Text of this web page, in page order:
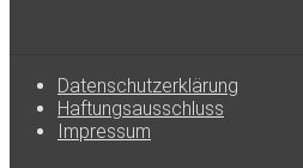
Datenschutzerklärung
Haftungsausschluss
Impressum